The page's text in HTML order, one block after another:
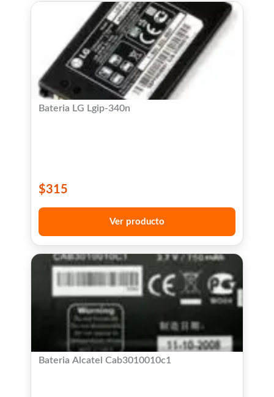
Bateria LG Lgip-340n
$315
Ver producto
Bateria Alcatel Cab3010010c1